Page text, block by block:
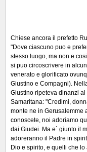
Chiese ancora il prefetto
"Dove ciascuno puo e
stesso luogo, ma non e
si puo circoscrivere in
venerato e glorificato
Giustino e Compagni).
Giustino ripeteva dinanzi
Samaritana: "Credimi,
monte ne in Gerusalemme
conoscete, noi adoriamo
dai Giudei. Ma e` giunto il
adoreranno il Padre in
Dio e spirito, e quelli che